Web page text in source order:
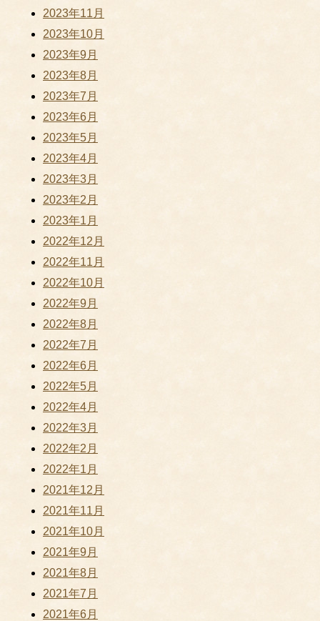
2023年11月
2023年10月
2023年9月
2023年8月
2023年7月
2023年6月
2023年5月
2023年4月
2023年3月
2023年2月
2023年1月
2022年12月
2022年11月
2022年10月
2022年9月
2022年8月
2022年7月
2022年6月
2022年5月
2022年4月
2022年3月
2022年2月
2022年1月
2021年12月
2021年11月
2021年10月
2021年9月
2021年8月
2021年7月
2021年6月